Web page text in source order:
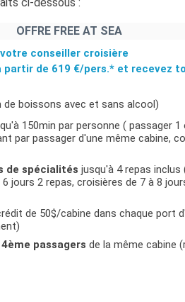
OFFRE FREE AT SEA
conseiller croisière
partir de 619 €/pers.* et recevez
de boissons avec et sans alcool)
150min par personne ( passager
par passager d'une même cabine,
de spécialités jusqu'à 4 repas
jours 2 repas, croisières de 7 à 8
de 50$/cabine dans chaque port
passagers de la même cabine